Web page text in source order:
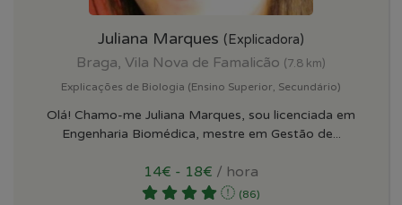
Juliana Marques (Explicadora)
Braga, Vila Nova de Famalicão (7.8 km)
Explicações de Biologia (Ensino Superior, Secundário)
Olá! Chamo-me Juliana Marques, sou licenciada em
Engenharia Biomédica, mestre em Gestão de...
14€ - 18€ / hora
(86)